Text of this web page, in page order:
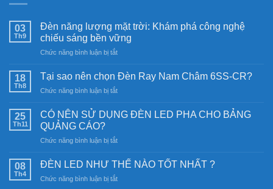
03
Th9
Đèn năng lượng mặt trời: Khám phá công nghệ
chiếu sáng bền vững
Chức năng bình luận bị tắtở
năng
mặt
Khám
nghệ
sáng
18
Th8
Tại sao nên chọn Đèn Ray Nam Châm 6SS-CR?
Chức năng bình luận bị tắtở
sao
Đèn
Nam
6SS-
25
Th11
CÓ NÊN SỬ DỤNG ĐÈN LED PHA CHO BẢNG
QUẢNG CÁO?
Chức năng bình luận bị tắtở
NÊN
DỤNG
08
Th4
ĐÈN LED NHƯ THẾ NÀO TỐT NHẤT ?
Chức năng bình luận bị tắtở